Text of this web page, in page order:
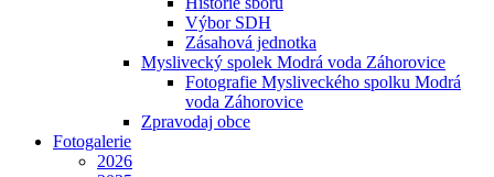
Výbor SDH
Zásahová jednotka
Myslivecký spolek Modrá voda Záhorovice
Fotografie Mysliveckého spolku Modrá
voda Záhorovice
Zpravodaj obce
Fotogalerie
2026